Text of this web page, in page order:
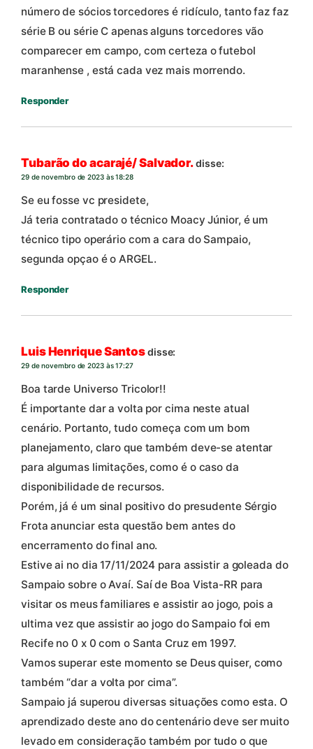
número de sócios torcedores é ridículo, tanto faz faz
série B ou série C apenas alguns torcedores vão
comparecer em campo, com certeza o futebol
maranhense , está cada vez mais morrendo.
Responder
Tubarão do acarajé/ Salvador.disse:
29 de novembro de 2023 às 18:28
Se eu fosse vc presidete,
Já teria contratado o técnico Moacy Júnior, é um
técnico tipo operário com a cara do Sampaio,
segunda opçao é o ARGEL.
Responder
Luis Henrique Santosdisse:
29 de novembro de 2023 às 17:27
Boa tarde Universo Tricolor!!
É importante dar a volta por cima neste atual
cenário. Portanto, tudo começa com um bom
planejamento, claro que também deve-se atentar
para algumas limitações, como é o caso da
disponibilidade de recursos.
Porém, já é um sinal positivo do presudente Sérgio
Frota anunciar esta questão bem antes do
encerramento do final ano.
Estive ai no dia 17/11/2024 para assistir a goleada do
Sampaio sobre o Avaí. Saí de Boa Vista-RR para
visitar os meus familiares e assistir ao jogo, pois a
ultima vez que assistir ao jogo do Sampaio foi em
Recife no 0 x 0 com o Santa Cruz em 1997.
Vamos superar este momento se Deus quiser, como
também “dar a volta por cima”.
Sampaio já superou diversas situações como esta. O
aprendizado deste ano do centenário deve ser muito
levado em consideração também por tudo o que